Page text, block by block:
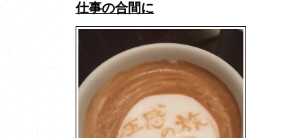
仕事の合間に